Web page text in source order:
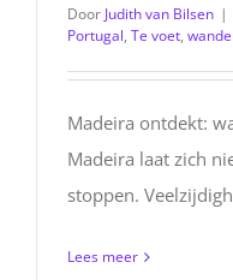
Door Judith van Bilsen |
Portugal, Te voet,
Madeira ontdekt:
Madeira laat zich
stoppen.
Lees meer